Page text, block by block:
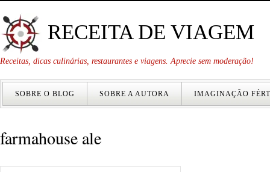
RECEITA DE VIAGEM
Receitas, dicas culinárias, restaurantes e viagens. Aprecie sem moderação!
SOBRE O BLOG SOBRE A AUTORA IMAGINAÇÃO
farmahouse ale